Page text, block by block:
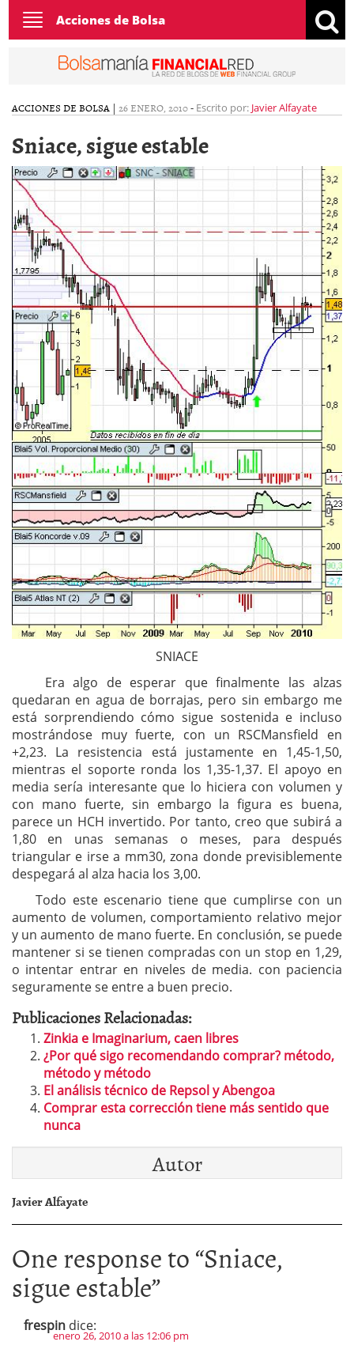
Toggle
navigation
Acciones de Bolsa
ACCIONES DE BOLSA | 26 ENERO, 2010- Escrito por: Javier Alfayate
Sniace, sigue estable
SNIACE
Era algo de esperar que finalmente las alzas
quedaran en agua de borrajas, pero sin embargo me
está sorprendiendo cómo sigue sostenida e incluso
mostrándose muy fuerte, con un RSCMansfield en
+2,23. La resistencia está justamente en 1,45-1,50,
mientras el soporte ronda los 1,35-1,37. El apoyo en
media sería interesante que lo hiciera con volumen y
con mano fuerte, sin embargo la figura es buena,
parece un HCH invertido. Por tanto, creo que subirá a
1,80 en unas semanas o meses, para después
triangular e irse a mm30, zona donde previsiblemente
despegará al alza hacia los 3,00.
Todo este escenario tiene que cumplirse con un
aumento de volumen, comportamiento relativo mejor
y un aumento de mano fuerte. En conclusión, se puede
mantener si se tienen compradas con un stop en 1,29,
o intentar entrar en niveles de media. con paciencia
seguramente se entre a buen precio.
Publicaciones Relacionadas:
Zinkia e Imaginarium, caen libres
¿Por qué sigo recomendando comprar? método,
método y método
El análisis técnico de Repsol y Abengoa
Comprar esta corrección tiene más sentido que
nunca
Autor
Javier Alfayate
One response to “Sniace,
sigue estable”
frespin dice:
enero 26, 2010 a las 12:06 pm